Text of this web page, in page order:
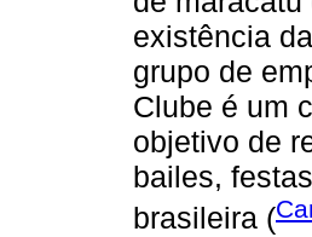
existência
grupo de
Clube é um
objetivo de
bailes,
brasileira (